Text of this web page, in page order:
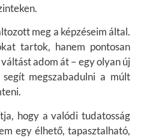
meg a képzéseim által.
tartok, hanem pontosan
adom át – egy olyan új
megszabadulni a múlt
hogy a valódi tudatosság
egy élhető, tapasztalható,